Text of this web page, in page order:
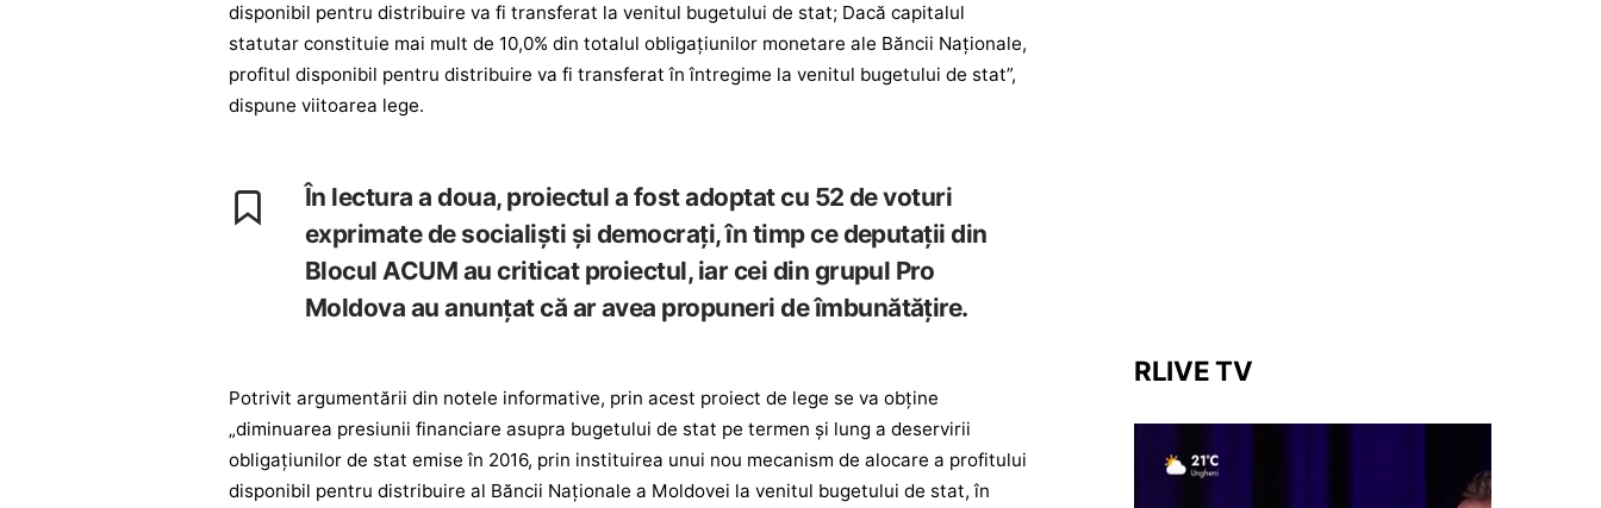
disponibil pentru distribuire va fi transferat la venitul bugetului de stat; Dacă capitalul
statutar constituie mai mult de 10,0% din totalul obligaţiunilor monetare ale Băncii Naţionale,
profitul disponibil pentru distribuire va fi transferat în întregime la venitul bugetului de stat”,
dispune viitoarea lege.
În lectura a doua, proiectul a fost adoptat cu 52 de voturi
exprimate de socialiști și democrați, în timp ce deputații din
Blocul ACUM au criticat proiectul, iar cei din grupul Pro
Moldova au anunțat că ar avea propuneri de îmbunătățire.
Potrivit argumentării din notele informative, prin acest proiect de lege se va obține
„diminuarea presiunii financiare asupra bugetului de stat pe termen și lung a deservirii
obligațiunilor de stat emise în 2016, prin instituirea unui nou mecanism de alocare a profitului
disponibil pentru distribuire al Băncii Naționale a Moldovei la venitul bugetului de stat, în
RLIVE TV